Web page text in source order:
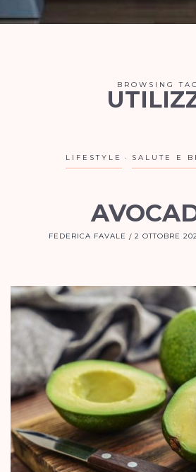
BROWSING TAG
LIFESTYLE SALUTE E
FEDERICA FAVALE 2 OTTOBRE